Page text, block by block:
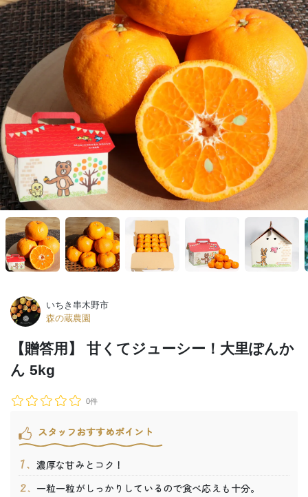
いちき串木野市
森の蔵農園
【贈答用】 甘くてジューシー！大里ぽんか
ん 5kg
0件
スタッフおすすめポイント
濃厚な甘みとコク！
一粒一粒がしっかりしているので食べ応えも十分。